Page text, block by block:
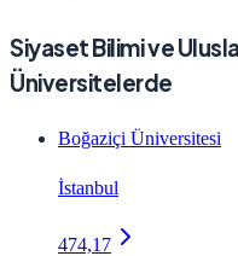
Siyaset Bilimi ve
Üniversitelerde
Boğaziçi Üniversitesi
İstanbul
474,17